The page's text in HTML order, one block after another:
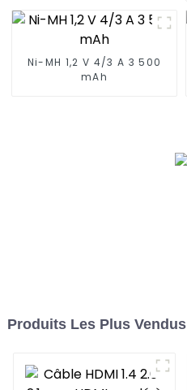
Ni-MH 1,2 V 4/3 A 3 500
mAh
Produits Les Plus Vendus